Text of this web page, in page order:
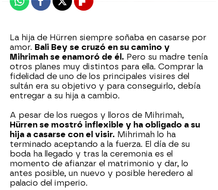
WhatsappFacebook
X Flipboard
La hija de Hürren siempre soñaba en casarse por
amor. Bali Bey se cruzó en su camino y
Mihrimah se enamoró de él. Pero su madre tenía
otros planes muy distintos para ella. Comprar la
fidelidad de uno de los principales visires del
sultán era su objetivo y para conseguirlo, debía
entregar a su hija a cambio.
A pesar de los ruegos y lloros de Mihrimah,
Hürren se mostró inflexible y ha obligado a su
hija a casarse con el visir. Mihrimah lo ha
terminado aceptando a la fuerza. El día de su
boda ha llegado y tras la ceremonia es el
momento de afianzar el matrimonio y dar, lo
antes posible, un nuevo y posible heredero al
palacio del imperio.